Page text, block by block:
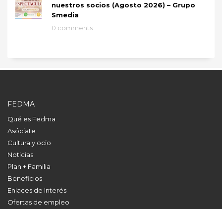
nuestros socios (Agosto 2026) – Grupo
Smedia
0 comments
FEDMA
Qué es Fedma
Asóciate
Cultura y ocio
Noticias
Plan + Familia
Beneficios
Enlaces de Interés
Ofertas de empleo